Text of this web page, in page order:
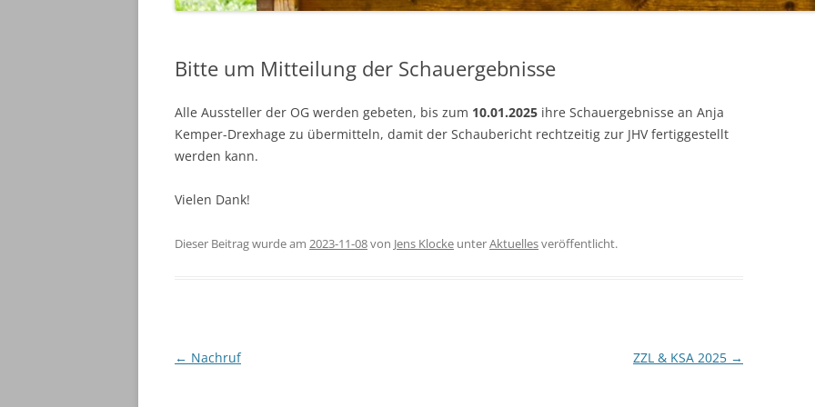
Bitte um Mitteilung der Schauergebnisse
Alle Aussteller der OG werden gebeten, bis zum 10.01.2025 ihre Schauergebnisse an Anja
Kemper-Drexhage zu übermitteln, damit der Schaubericht rechtzeitig zur JHV fertiggestellt
werden kann.
Vielen Dank!
Dieser Beitrag wurde am 2023-11-08von Jens Klocke unterAktuellesveröffentlicht.
Beitragsnavigation
← Nachruf ZZL & KSA 2025 →